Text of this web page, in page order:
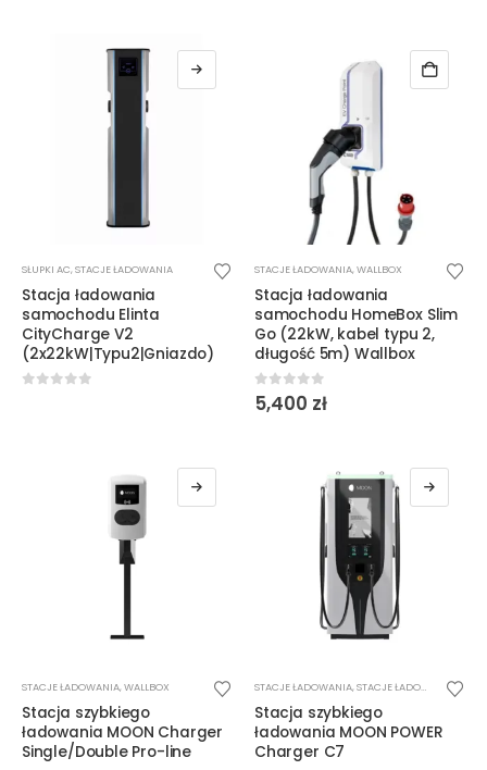
do
5,362.80 zł
3,899 zł
produkt
ma
wiele
wariantów.
Opcje
SŁUPKI AC,STACJE ŁADOWANIA
Stacja ładowania
samochodu Elinta
CityCharge V2
(2x22kW|Typu2|Gniazdo)
STACJE ŁADOWANIA,WALLBOX
Stacja ładowania
samochodu HomeBox Slim
Go (22kW, kabel typu 2,
długość 5m) Wallbox
0out of 5
5,400 zł
STACJE ŁADOWANIA,WALLBOX
Stacja szybkiego
ładowania MOON Charger
Single/Double Pro-line
STACJE ŁADOWANIA,STACJE ŁADOWANIA DC
Stacja szybkiego
ładowania MOON POWER
Charger C7